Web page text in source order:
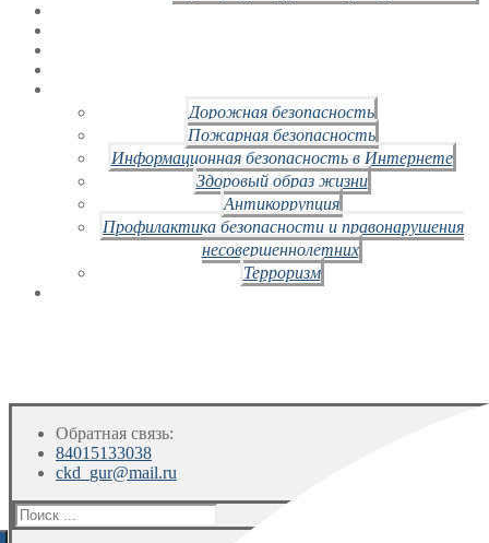
Дорожная безопасность
Пожарная безопасность
Информационная безопасность в Интернете
Здоровый образ жизни
Антикоррупция
Профилактика безопасности и правонарушения
несовершеннолетних
Терроризм
Обратная связь:
84015133038
ckd_gur@mail.ru
Искать: